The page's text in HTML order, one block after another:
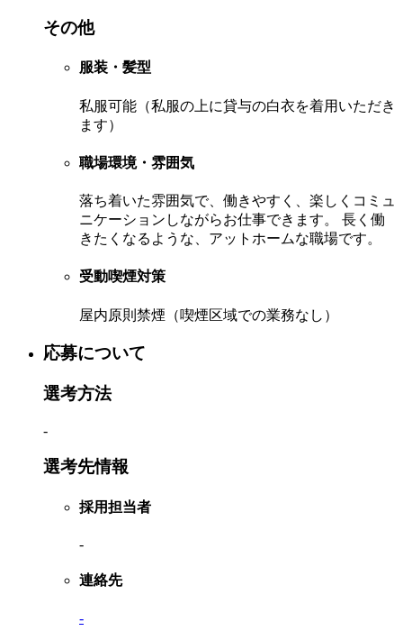
その他
服装・髪型
私服可能（私服の上に貸与の白衣を着用いただき
ます）
職場環境・雰囲気
落ち着いた雰囲気で、働きやすく、楽しくコミュ
ニケーションしながらお仕事できます。 長く働
きたくなるような、アットホームな職場です。
受動喫煙対策
屋内原則禁煙（喫煙区域での業務なし）
応募について
選考方法
-
選考先情報
採用担当者
-
連絡先
-